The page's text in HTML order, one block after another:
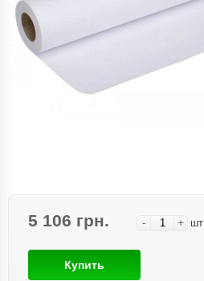
5 106 грн. - + шт
Купить